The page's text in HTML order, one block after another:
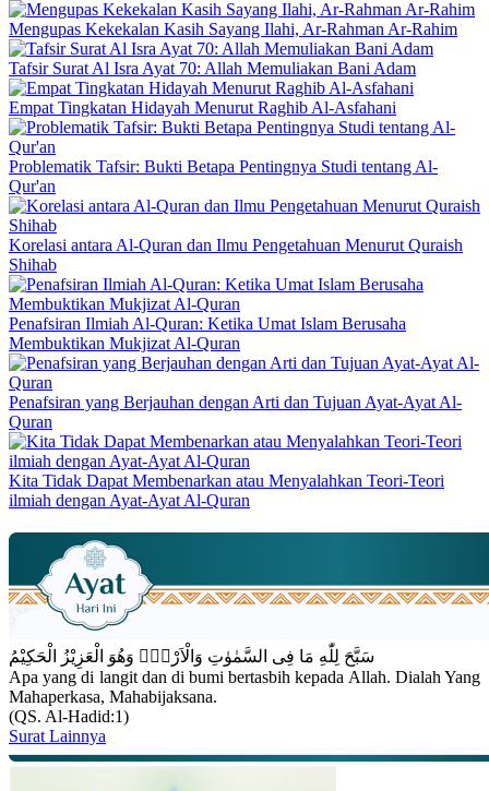
Mengupas Kekekalan Kasih Sayang Ilahi, Ar-Rahman Ar-Rahim
Tafsir Surat Al Isra Ayat 70: Allah Memuliakan Bani Adam
Empat Tingkatan Hidayah Menurut Raghib Al-Asfahani
Problematik Tafsir: Bukti Betapa Pentingnya Studi tentang Al-
Qur'an
Korelasi antara Al-Quran dan Ilmu Pengetahuan Menurut Quraish
Shihab
Penafsiran Ilmiah Al-Quran: Ketika Umat Islam Berusaha
Membuktikan Mukjizat Al-Quran
Penafsiran yang Berjauhan dengan Arti dan Tujuan Ayat-Ayat Al-
Quran
Kita Tidak Dapat Membenarkan atau Menyalahkan Teori-Teori
ilmiah dengan Ayat-Ayat Al-Quran
سَبَّحَ لِلّٰهِ مَا فِى السَّمٰوٰتِ وَالْاَرْضِۚ وَهُوَ الْعَزِيْزُ الْحَكِيْمُ
Apa yang di langit dan di bumi bertasbih kepada Allah. Dialah Yang
Mahaperkasa, Mahabijaksana.
(QS. Al-Hadid:1)
Surat Lainnya